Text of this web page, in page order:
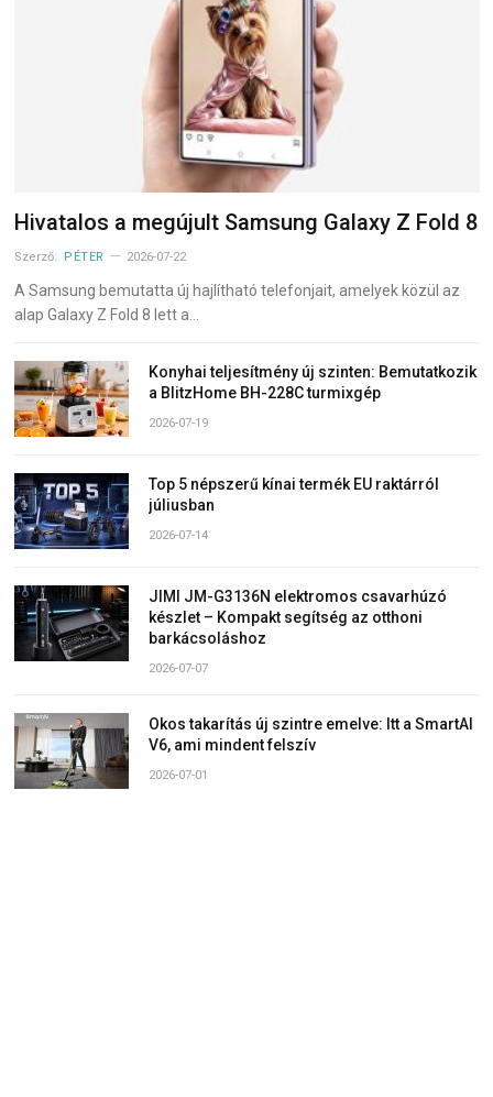
Hivatalos a megújult Samsung Galaxy Z Fold 8
Szerző: PÉTER 2026-07-22
A Samsung bemutatta új hajlítható telefonjait, amelyek közül az
alap Galaxy Z Fold 8 lett a…
Konyhai teljesítmény új szinten: Bemutatkozik
a BlitzHome BH-228C turmixgép
2026-07-19
Top 5 népszerű kínai termék EU raktárról
júliusban
2026-07-14
JIMI JM-G3136N elektromos csavarhúzó
készlet – Kompakt segítség az otthoni
barkácsoláshoz
2026-07-07
Okos takarítás új szintre emelve: Itt a SmartAI
V6, ami mindent felszív
2026-07-01